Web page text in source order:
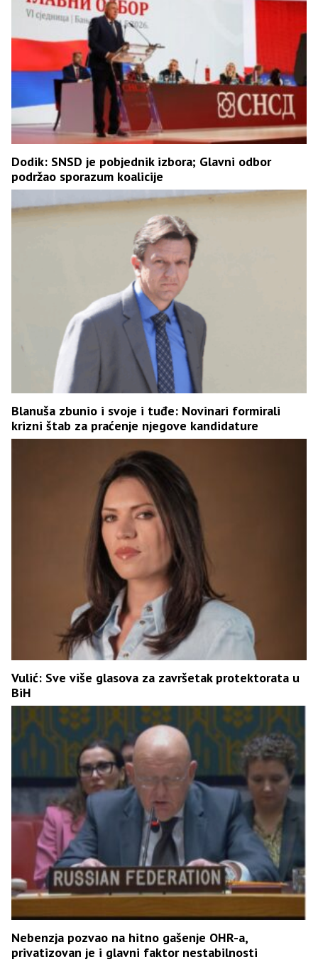
Dodik: SNSD je pobjednik izbora; Glavni odbor
podržao sporazum koalicije
Blanuša zbunio i svoje i tuđe: Novinari formirali
krizni štab za praćenje njegove kandidature
Vulić: Sve više glasova za završetak protektorata u
BiH
Nebenzja pozvao na hitno gašenje OHR-a,
privatizovan je i glavni faktor nestabilnosti